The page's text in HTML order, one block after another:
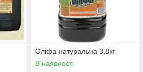
Оліфа натуральна 3,8кг
В наявності